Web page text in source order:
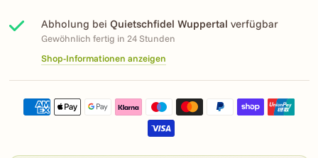
Abholung bei Quietschfidel Wuppertal verfügbar
Gewöhnlich fertig in 24 Stunden
Shop-Informationen anzeigen